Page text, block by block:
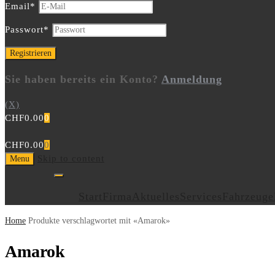
Email*
Passwort*
Sie haben bereits ein Konto? Anmeldung
(X)
CHF0.000
CHF0.000
Menu
Home Produkte verschlagwortet mit «Amarok»
Amarok